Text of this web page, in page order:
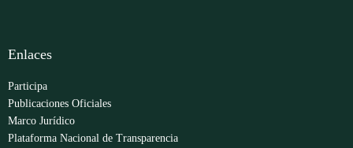
Enlaces
Participa
Publicaciones Oficiales
Marco Jurídico
Plataforma Nacional de Transparencia